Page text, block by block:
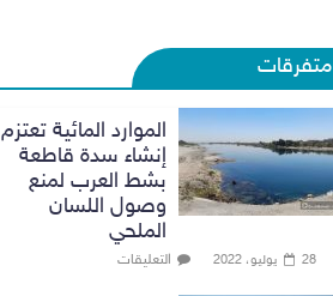
متفرقات
الموارد المائية تعتزم
إنشاء سدة قاطعة
بشط العرب لمنع
وصول اللسان
الملحي
28 يوليو، 2022 التعليقات